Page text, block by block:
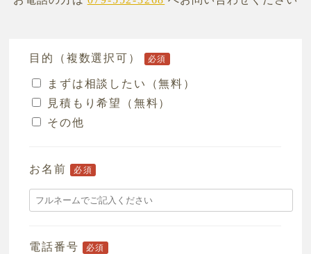
目的（複数選択可） 必須
まずは相談したい（無料）
見積もり希望（無料）
その他
お名前 必須
電話番号 必須